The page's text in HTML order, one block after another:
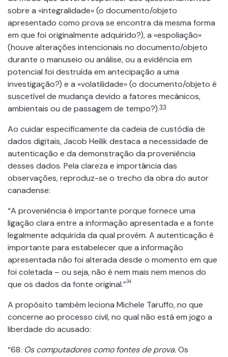
sobre a «integralidade» (o documento/objeto
apresentado como prova se encontra da mesma forma
em que foi originalmente adquirido?), a «espoliação»
(houve alterações intencionais no documento/objeto
durante o manuseio ou análise, ou a evidência em
potencial foi destruída em antecipação a uma
investigação?) e a «volatilidade» (o documento/objeto é
suscetível de mudança devido a fatores mecânicos,
ambientais ou de passagem de tempo?).33
Ao cuidar especificamente da cadeia de custódia de
dados digitais, Jacob Heilik destaca a necessidade de
autenticação e da demonstração da proveniência
desses dados. Pela clareza e importância das
observações, reproduz-se o trecho da obra do autor
canadense:
“A proveniência é importante porque fornece uma
ligação clara entre a informação apresentada e a fonte
legalmente adquirida da qual provém. A autenticação é
importante para estabelecer que a informação
apresentada não foi alterada desde o momento em que
foi coletada – ou seja, não é nem mais nem menos do
que os dados da fonte original.”34
A propósito também leciona Michele Taruffo, no que
concerne ao processo civil, no qual não está em jogo a
liberdade do acusado:
“68. Os computadores como fontes de prova.Os